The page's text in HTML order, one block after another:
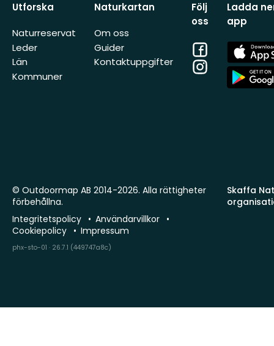
Utforska
Naturreservat
Leder
Län
Kommuner
Naturkartan
Om oss
Guider
Kontaktuppgifter
Följ
oss
Facebook
Instagram
Ladda
app
App
Store
App
Store
Skaffa
© Outdoormap AB 2014-2026. Alla rättigheter
förbehållna.
Integritetspolicy
Användarvillkor
Cookiepolicy
Impressum
phx-sto-01 · 26.7.1 (449747a8c)